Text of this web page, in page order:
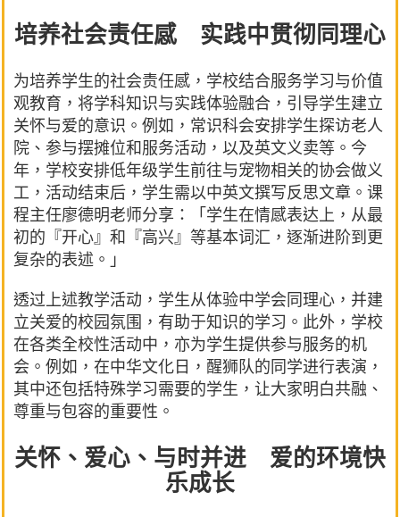
培养社会责任感 实践中贯彻同理心
为培养学生的社会责任感，学校结合服务学习与价值
观教育，将学科知识与实践体验融合，引导学生建立
关怀与爱的意识。例如，常识科会安排学生探访老人
院、参与摆摊位和服务活动，以及英文义卖等。今
年，学校安排低年级学生前往与宠物相关的协会做义
工，活动结束后，学生需以中英文撰写反思文章。课
程主任廖德明老师分享：「学生在情感表达上，从最
初的『开心』和『高兴』等基本词汇，逐渐进阶到更
复杂的表述。」
透过上述教学活动，学生从体验中学会同理心，并建
立关爱的校园氛围，有助于知识的学习。此外，学校
在各类全校性活动中，亦为学生提供参与服务的机
会。例如，在中华文化日，醒狮队的同学进行表演，
其中还包括特殊学习需要的学生，让大家明白共融、
尊重与包容的重要性。
关怀、爱心、与时并进 爱的环境快
乐成长